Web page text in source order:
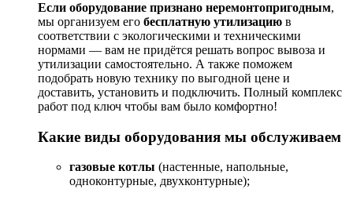
Если оборудование признано неремонтопригодным,
мы организуем его бесплатную утилизацию в
соответствии с экологическими и техническими
нормами — вам не придётся решать вопрос вывоза и
утилизации самостоятельно. А также поможем
подобрать новую технику по выгодной цене и
доставить, установить и подключить. Полный комплекс
работ под ключ чтобы вам было комфортно!
Какие виды оборудования мы обслуживаем
газовые котлы (настенные, напольные,
одноконтурные, двухконтурные);